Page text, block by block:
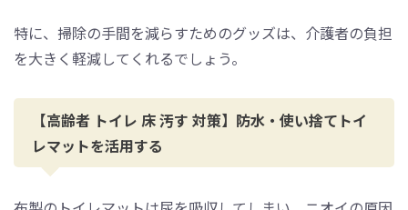
特に、掃除の手間を減らすためのグッズは、介護者の負担
を大きく軽減してくれるでしょう。
【高齢者 トイレ 床 汚す 対策】防水・使い捨てトイ
レマットを活用する